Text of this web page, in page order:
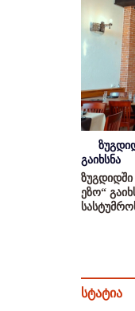
გაიხსნა
ეზო“
სტატია